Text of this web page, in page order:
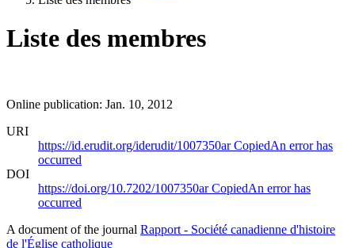
Liste des membres
Online publication: Jan. 10, 2012
URI
https://id.erudit.org/iderudit/1007350arCopiedAn error has
occurred
DOI
https://doi.org/10.7202/1007350arCopiedAn error has
occurred
A document of the journal Rapport - Société canadienne d'histoire
de l'Église catholique